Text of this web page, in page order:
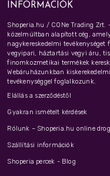
INFORMÁCIÓK
Shoperia.hu / CONe Trading Zrt.
közelmúltban alapított cég,
nagykereskedelmi
vegyipari, háztartási vegyi áru,
finomkozmetikai termékek
Webáruházunkban kiskerekedelmi
tevékenységgel foglalkozunk.
Elállás a szerződéstől
Gyakran ismételt kérdések
Rólunk – Shoperia.hu online
Szállítási információk
Shoperia percek - Blog